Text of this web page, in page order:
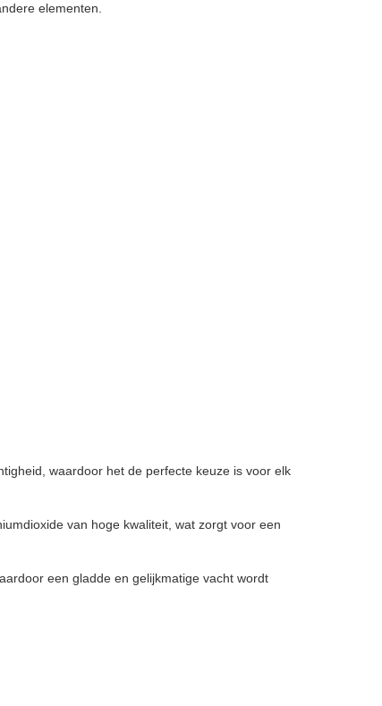
elementen.
waardoor het de perfecte keuze is voor elk
van hoge kwaliteit, wat zorgt voor een
een gladde en gelijkmatige vacht wordt